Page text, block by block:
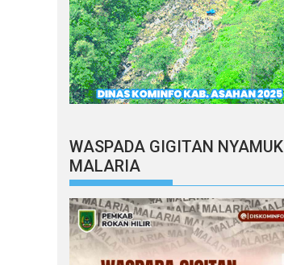
WASPADA GIGITAN NYAMUK
MALARIA